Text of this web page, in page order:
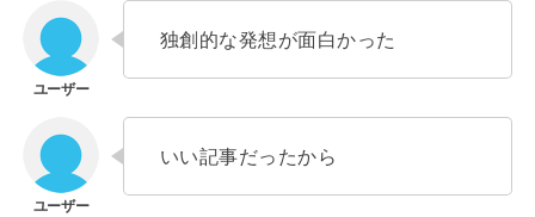
独創的な発想が面白かった
いい記事だったから